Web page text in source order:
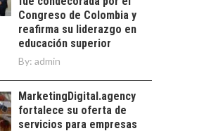
trascienden el
crédito…
DIGITALES
EXPORTADOS DESDE
CHILE
El auge de las
exportaciones de
servicios digitales en
Chile:…
TURISMO EN EL
DESIERTO DE
Congreso de Colombia y
reafirma su liderazgo en
educación superior
By: admin
MarketingDigital.agency
fortalece su oferta de
servicios para empresas